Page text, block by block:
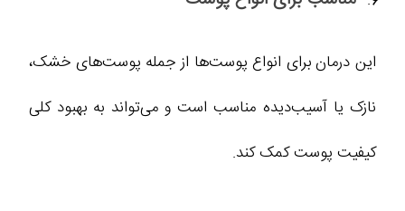
این درمان برای انواع پوست‌ها از جمله پوست‌های خشک،
نازک یا آسیب‌دیده مناسب است و می‌تواند به بهبود کلی
کیفیت پوست کمک کند.